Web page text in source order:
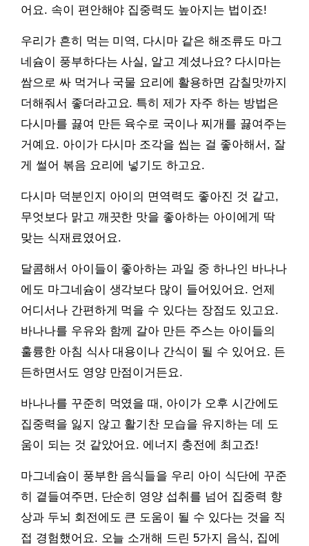
어요. 속이 편안해야 집중력도 높아지는 법이죠!
우리가 흔히 먹는 미역, 다시마 같은 해조류도 마그
네슘이 풍부하다는 사실, 알고 계셨나요? 다시마는
쌈으로 싸 먹거나 국물 요리에 활용하면 감칠맛까지
더해줘서 좋더라고요. 특히 제가 자주 하는 방법은
다시마를 끓여 만든 육수로 국이나 찌개를 끓여주는
거예요. 아이가 다시마 조각을 씹는 걸 좋아해서, 잘
게 썰어 볶음 요리에 넣기도 하고요.
다시마 덕분인지 아이의 면역력도 좋아진 것 같고,
무엇보다 맑고 깨끗한 맛을 좋아하는 아이에게 딱
맞는 식재료였어요.
달콤해서 아이들이 좋아하는 과일 중 하나인 바나나
에도 마그네슘이 생각보다 많이 들어있어요. 언제
어디서나 간편하게 먹을 수 있다는 장점도 있고요.
바나나를 우유와 함께 갈아 만든 주스는 아이들의
훌륭한 아침 식사 대용이나 간식이 될 수 있어요. 든
든하면서도 영양 만점이거든요.
바나나를 꾸준히 먹였을 때, 아이가 오후 시간에도
집중력을 잃지 않고 활기찬 모습을 유지하는 데 도
움이 되는 것 같았어요. 에너지 충전에 최고죠!
마그네슘이 풍부한 음식들을 우리 아이 식단에 꾸준
히 곁들여주면, 단순히 영양 섭취를 넘어 집중력 향
상과 두뇌 회전에도 큰 도움이 될 수 있다는 것을 직
접 경험했어요. 오늘 소개해 드린 5가지 음식, 집에